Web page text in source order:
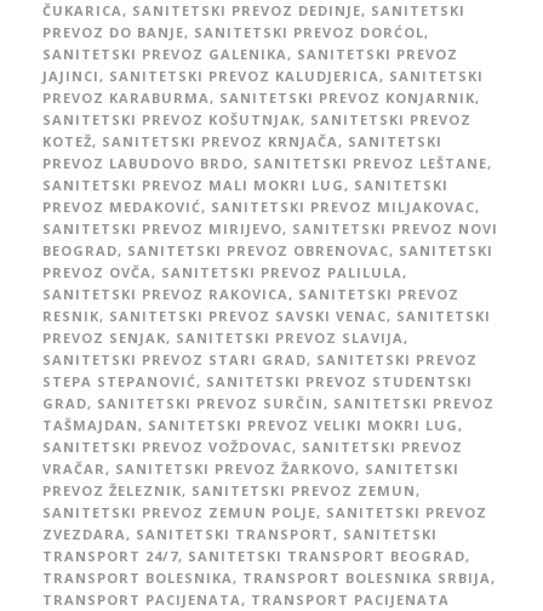
ČUKARICA, SANITETSKI PREVOZ DEDINJE, SANITETSKI
PREVOZ DO BANJE, SANITETSKI PREVOZ DORĆOL,
SANITETSKI PREVOZ GALENIKA, SANITETSKI PREVOZ
JAJINCI, SANITETSKI PREVOZ KALUDJERICA, SANITETSKI
PREVOZ KARABURMA, SANITETSKI PREVOZ KONJARNIK,
SANITETSKI PREVOZ KOŠUTNJAK, SANITETSKI PREVOZ
KOTEŽ, SANITETSKI PREVOZ KRNJAČA, SANITETSKI
PREVOZ LABUDOVO BRDO, SANITETSKI PREVOZ LEŠTANE,
SANITETSKI PREVOZ MALI MOKRI LUG, SANITETSKI
PREVOZ MEDAKOVIĆ, SANITETSKI PREVOZ MILJAKOVAC,
SANITETSKI PREVOZ MIRIJEVO, SANITETSKI PREVOZ NOVI
BEOGRAD, SANITETSKI PREVOZ OBRENOVAC, SANITETSKI
PREVOZ OVČA, SANITETSKI PREVOZ PALILULA,
SANITETSKI PREVOZ RAKOVICA, SANITETSKI PREVOZ
RESNIK, SANITETSKI PREVOZ SAVSKI VENAC, SANITETSKI
PREVOZ SENJAK, SANITETSKI PREVOZ SLAVIJA,
SANITETSKI PREVOZ STARI GRAD, SANITETSKI PREVOZ
STEPA STEPANOVIĆ, SANITETSKI PREVOZ STUDENTSKI
GRAD, SANITETSKI PREVOZ SURČIN, SANITETSKI PREVOZ
TAŠMAJDAN, SANITETSKI PREVOZ VELIKI MOKRI LUG,
SANITETSKI PREVOZ VOŽDOVAC, SANITETSKI PREVOZ
VRAČAR, SANITETSKI PREVOZ ŽARKOVO, SANITETSKI
PREVOZ ŽELEZNIK, SANITETSKI PREVOZ ZEMUN,
SANITETSKI PREVOZ ZEMUN POLJE, SANITETSKI PREVOZ
ZVEZDARA, SANITETSKI TRANSPORT, SANITETSKI
TRANSPORT 24/7, SANITETSKI TRANSPORT BEOGRAD,
TRANSPORT BOLESNIKA, TRANSPORT BOLESNIKA SRBIJA,
TRANSPORT PACIJENATA, TRANSPORT PACIJENATA